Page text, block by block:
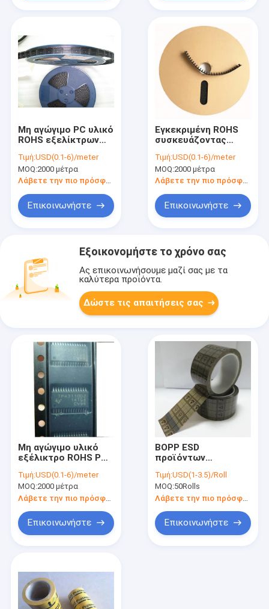
Μη αγώγιμο PC υλικό
ROHS εξελίκτρων
συσκευάζοντας CP
εγκεκριμένο
Τιμή:USD(0.1-6)/meter
MOQ:2000 μέτρα
Λάβετε την πιο πρόσφατη τιμή
Επικοινωνήστε
Εγκεκριμένη ROHS
συσκευάζοντας
μη αγώγιμος τύπος
PC εξελίκτρων CP
Τιμή:USD(0.1-6)/meter
MOQ:2000 μέτρα
Λάβετε την πιο πρόσφατη τιμή
Επικοινωνήστε
Εξοικονομήστε το χρόνο σας
Ας επικοινωνήσουμε μαζί σας με τα
καλύτερα προϊόντα.
Δώστε τις απαιτήσεις σας
Μη αγώγιμο υλικό
εξέλικτρο ROHS PC
ESD συσκευάζοντας
εγκεκριμένο
Τιμή:USD(0.1-6)/meter
MOQ:2000 μέτρα
Λάβετε την πιο πρόσφατη τιμή
Επικοινωνήστε
BOPP ESD
προϊόντων
ταινία ταινιών ESD
πλέγματος ταινιών
αντιστατική αγώγιμη
Τιμή:USD(1-3.5)/Roll
MOQ:50Rolls
Επικοινωνήστε